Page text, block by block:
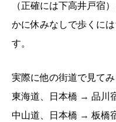
（正確には下高井戸宿
かに休みなしで歩くに
す。
実際に他の街道で見てみ
東海道、日本橋 → 品川
中山道、日本橋 → 板橋